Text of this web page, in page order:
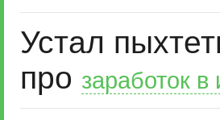
Устал
про заработок в